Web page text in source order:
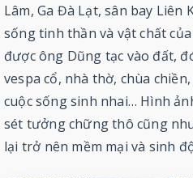
Lâm, Ga Đà Lạt, sân bay
sống tinh thần và vật chất
được ông Dũng tạc vào đất,
vespa cổ, nhà thờ, chùa
cuộc sống sinh nhai… Hình
sét tưởng chững thô cũng
lại trở nên mềm mại và sinh